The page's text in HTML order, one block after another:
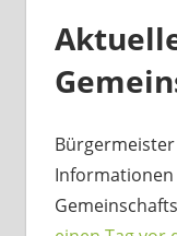
Informationen